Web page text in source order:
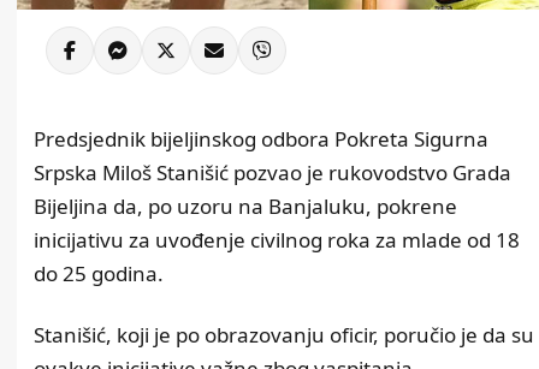
Predsjednik bijeljinskog odbora Pokreta Sigurna
Srpska Miloš Stanišić pozvao je rukovodstvo Grada
Bijeljina da, po uzoru na Banjaluku, pokrene
inicijativu za uvođenje civilnog roka za mlade od 18
do 25 godina.
Stanišić, koji je po obrazovanju oficir, poručio je da su